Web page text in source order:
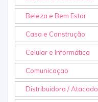
Beleza e Bem Estar
Casa e Construção
Celular e Informática
Comunicaçao
Distribuidora / Atacado